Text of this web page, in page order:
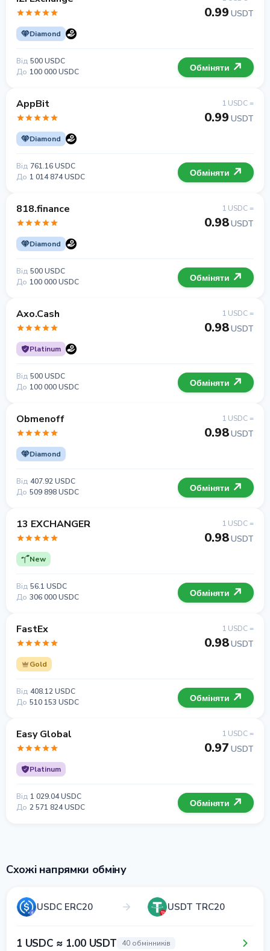
Diamond
0.99 USDT
Від 500 USDC
До 100 000 USDC Обміняти
AppBit
Diamond
1 USDC =
0.99 USDT
Від 761.16 USDC
До 1 014 874 USDC Обміняти
818.finance
Diamond
1 USDC =
0.98USDT
Від 500 USDC
До 100 000 USDC Обміняти
Axo.Cash
Platinum
1 USDC =
0.98USDT
Від 500 USDC
До 100 000 USDC Обміняти
Obmenoff
Diamond
1 USDC =
0.98USDT
Від 407.92 USDC
До 509 898 USDC Обміняти
13 EXCHANGER
New
1 USDC =
0.98USDT
Від 56.1 USDC
До 306 000 USDC Обміняти
FastEx
Gold
1 USDC =
0.98USDT
Від 408.12 USDC
До 510 153 USDC Обміняти
Easy Global
Platinum
1 USDC =
0.97 USDT
Від 1 029.04 USDC
До 2 571 824 USDC Обміняти
Схожі напрямки обміну
USDC ERC20 USDT TRC20
1 USDC ≈ 1.00 USDT 40 обмінників